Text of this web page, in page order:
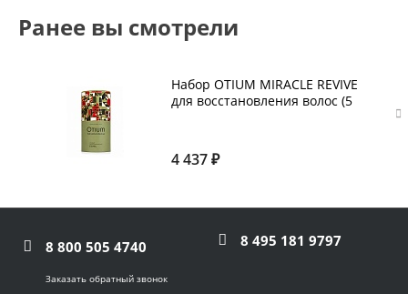
Ранее вы смотрели
Набор OTIUM MIRACLE REVIVE
для восстановления волос (5
4 437 ₽
8 800 505 4740 8 495 181 9797
Заказать обратный звонок